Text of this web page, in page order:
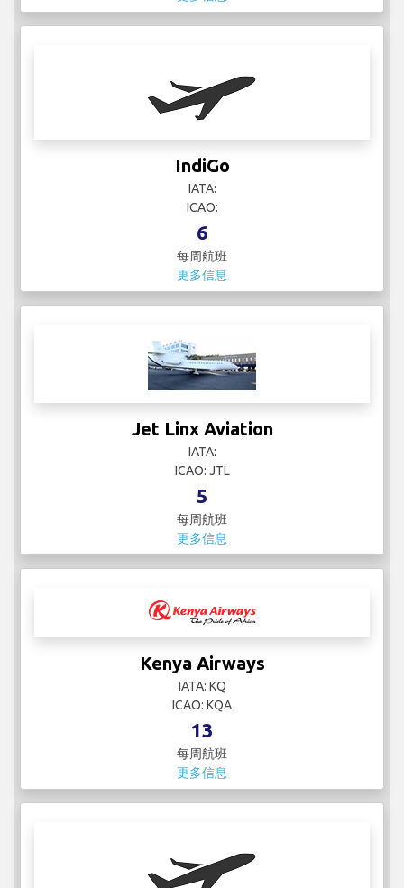
IndiGo
IATA:
ICAO:
6
每周航班
更多信息
Jet Linx Aviation
IATA:
ICAO: JTL
5
每周航班
更多信息
Kenya Airways
IATA: KQ
ICAO: KQA
13
每周航班
更多信息